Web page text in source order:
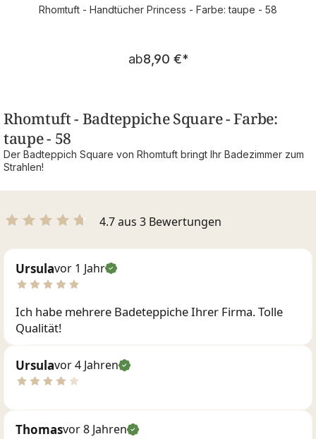
Rhomtuft - Handtücher Princess - Farbe: taupe - 58
Regulärer Preis:
ab8,90 €*
Rhomtuft - Badteppiche Square - Farbe:
taupe - 58
Der Badteppich Square von Rhomtuft bringt Ihr Badezimmer zum
Strahlen!
4.7 aus 3 Bewertungen
Ursulavor 1 Jahr
Ich habe mehrere Badeteppiche Ihrer Firma. Tolle
Qualität!
Ursulavor 4 Jahren
Thomasvor 8 Jahren